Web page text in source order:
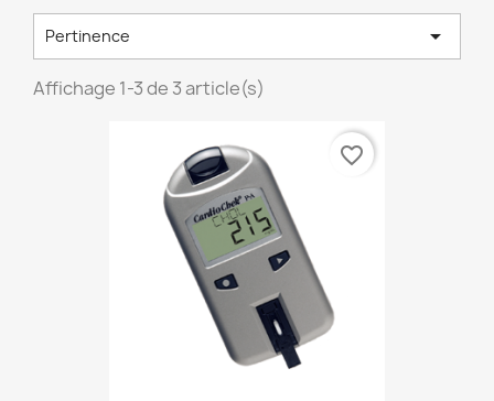
Pertinence 
Affichage 1-3 de 3 article(s)
favorite_border